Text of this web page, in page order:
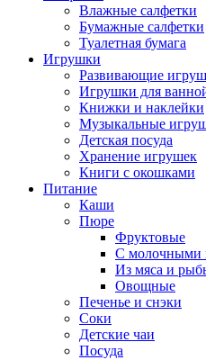
Влажные салфетки
Бумажные салфетки
Туалетная бумага
Игрушки
Развивающие
Игрушки для
Книжки и наклейки
Музыкальные
Детская посуда
Хранение игрушек
Книги с окошками
Питание
Каши
Пюре
Фруктовые
С молочными
Из мяса и
Овощные
Печенье и снэки
Соки
Детские чаи
Посуда